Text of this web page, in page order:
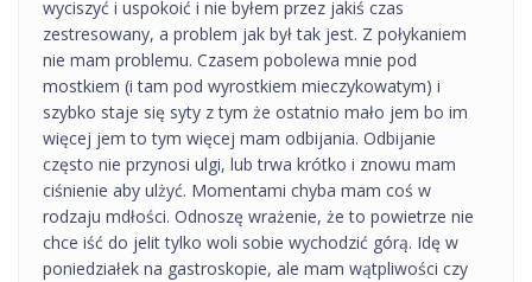
wyciszyć i uspokoić i nie byłem przez jakiś czas
zestresowany, a problem jak był tak jest. Z połykaniem
nie mam problemu. Czasem pobolewa mnie pod
mostkiem (i tam pod wyrostkiem mieczykowatym) i
szybko staje się syty z tym że ostatnio mało jem bo im
więcej jem to tym więcej mam odbijania. Odbijanie
często nie przynosi ulgi, lub trwa krótko i znowu mam
ciśnienie aby ulżyć. Momentami chyba mam coś w
rodzaju mdłości. Odnoszę wrażenie, że to powietrze nie
chce iść do jelit tylko woli sobie wychodzić górą. Idę w
poniedziałek na gastroskopie, ale mam wątpliwości czy